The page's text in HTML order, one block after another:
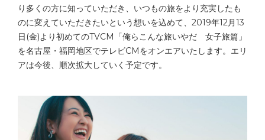
り多くの方に知っていただき、いつもの旅をより充実したも
のに変えていただきたいという想いを込めて、2019年12月13
日(金)より初めてのTVCM「俺らこんな旅いやだ 女子旅篇」
を名古屋・福岡地区でテレビCMをオンエアいたします。エリ
アは今後、順次拡大していく予定です。